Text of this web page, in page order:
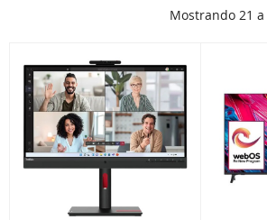
Mostrando 21 a